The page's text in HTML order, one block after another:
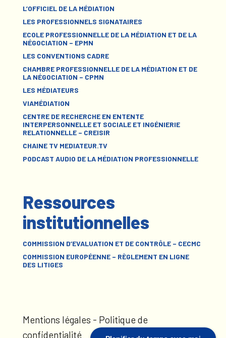
L’OFFICIEL DE LA MÉDIATION
LES PROFESSIONNELS SIGNATAIRES
ECOLE PROFESSIONNELLE DE LA MÉDIATION ET DE LA
NÉGOCIATION – EPMN
LES CONVENTIONS CADRE
CHAMBRE PROFESSIONNELLE DE LA MÉDIATION ET DE
LA NÉGOCIATION – CPMN
LES MÉDIATEURS
VIAMÉDIATION
CENTRE DE RECHERCHE EN ENTENTE
INTERPERSONNELLE ET SOCIALE ET INGÉNIERIE
RELATIONNELLE – CREISIR
CHAINE TV MEDIATEUR.TV
PODCAST AUDIO DE LA MÉDIATION PROFESSIONNELLE
Ressources
institutionnelles
COMMISSION D’EVALUATION ET DE CONTRÔLE – CECMC
COMMISSION EUROPÉENNE – RÈGLEMENT EN LIGNE
DES LITIGES
Mentions légales - Politique de
confidentialité